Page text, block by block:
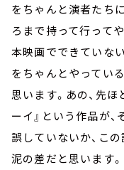
をちゃんと演者たち
ろまで持って行って
本映画でできていな
をちゃんとやってい
思います。あの、先
ーイ』という作品が
誤していないか、こ
泥の差だと思います